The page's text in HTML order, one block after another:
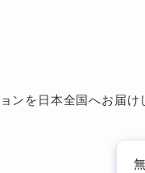
を日本全国へお届け